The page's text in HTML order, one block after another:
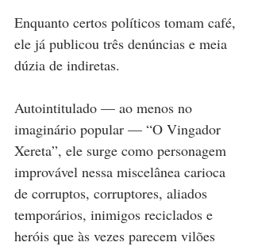
Enquanto certos políticos tomam café,
ele já publicou três denúncias e meia
dúzia de indiretas.
Autointitulado — ao menos no
imaginário popular — “O Vingador
Xereta”, ele surge como personagem
improvável nessa miscelânea carioca
de corruptos, corruptores, aliados
temporários, inimigos reciclados e
heróis que às vezes parecem vilões